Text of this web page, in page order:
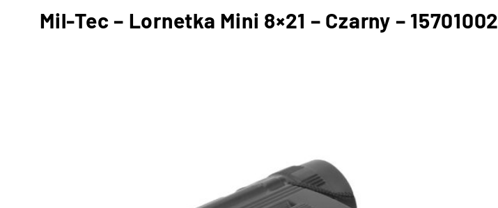
Mil-Tec – Lornetka Mini 8×21 – Czarny – 15701002